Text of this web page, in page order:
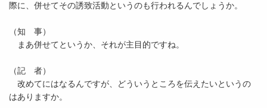
際に、併せてその誘致活動というのも行われるんでしょうか。
（知 事）
まあ併せてというか、それが主目的ですね。
（記 者）
改めてにはなるんですが、どういうところを伝えたいというの
はありますか。